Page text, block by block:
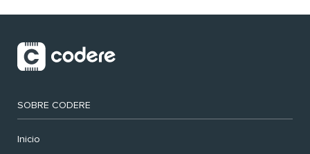
SOBRE CODERE
Inicio